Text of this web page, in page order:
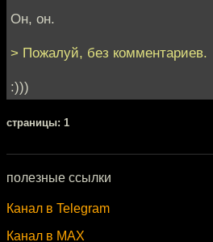
Он, он.
> Пожалуй, без комментариев.
:)))
cтраницы: 1
полезные ссылки
Канал в Telegram
Канал в MAX